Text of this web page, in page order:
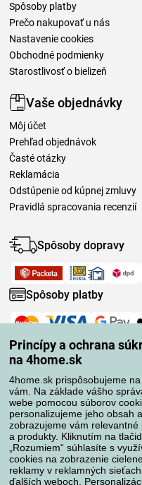
Princípy a ochrana
na 4home.sk
4home.sk prispôsobujeme
vám. Na základe vášho
webe pomocou súborov
personalizujeme jeho obsah a
zobrazujeme vám relevantné
a produkty. Kliknutím na
„Rozumiem“ súhlasíte s
cookies na zobrazenie
reklamy v reklamných
ďalších weboch.
Spôsoby platby
Prečo nakupovať u nás
Nastavenie cookies
Obchodné podmienky
Starostlivosť o bielizeň
Vaše objednávky
Môj účet
Prehľad objednávok
Časté otázky
Reklamácia
Odstúpenie od kúpnej zmluvy
Pravidlá spracovania recenzií
Spôsoby dopravy
Spôsoby platby
Spoľahlivý obchod